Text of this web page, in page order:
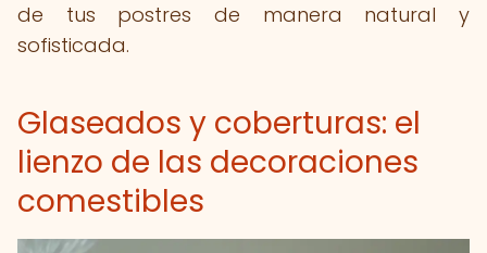
de tus postres de manera natural y
sofisticada.
Glaseados y coberturas: el
lienzo de las decoraciones
comestibles